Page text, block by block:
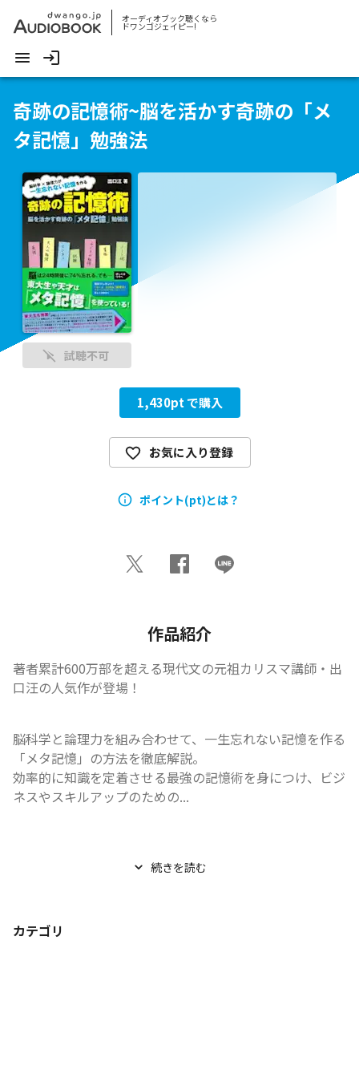
オーディオブック聴くなら
ドワンゴジェイピー!
奇跡の記憶術~脳を活かす奇跡の「メ
タ記憶」勉強法
試聴不可
1,430pt で購入
お気に入り登録
ポイント(pt)とは？
作品紹介
著者累計600万部を超える現代文の元祖カリスマ講師・出
口汪の人気作が登場！
脳科学と論理力を組み合わせて、一生忘れない記憶を作る
「メタ記憶」の方法を徹底解説。
効率的に知識を定着させる最強の記憶術を身につけ、ビジ
ネスやスキルアップのための...
続きを読む
カテゴリ